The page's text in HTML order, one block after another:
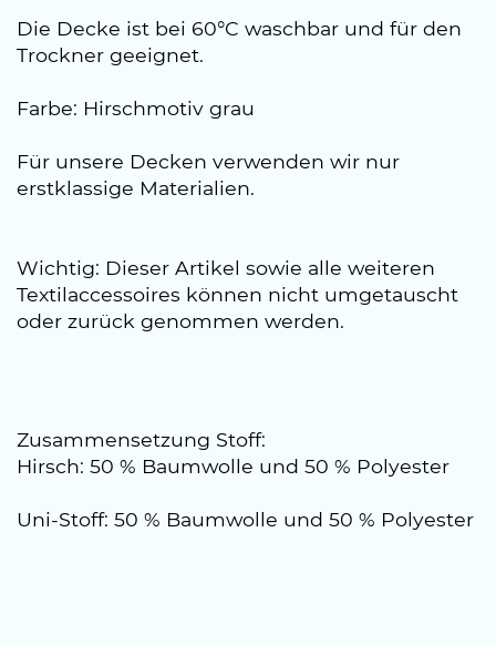
Die Decke ist bei 60°C waschbar und für den
Trockner geeignet.
Farbe: Hirschmotiv grau
Für unsere Decken verwenden wir nur
erstklassige Materialien.
Wichtig: Dieser Artikel sowie alle weiteren
Textilaccessoires können nicht umgetauscht
oder zurück genommen werden.
Zusammensetzung Stoff:
Hirsch: 50 % Baumwolle und 50 % Polyester
Uni-Stoff: 50 % Baumwolle und 50 % Polyester